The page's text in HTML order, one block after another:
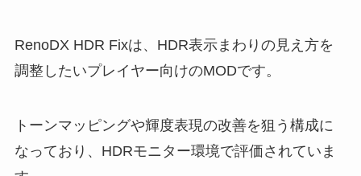
RenoDX HDR Fixは、HDR表示まわりの見え方を
調整したいプレイヤー向けのMODです。
トーンマッピングや輝度表現の改善を狙う構成に
なっており、HDRモニター環境で評価されていま